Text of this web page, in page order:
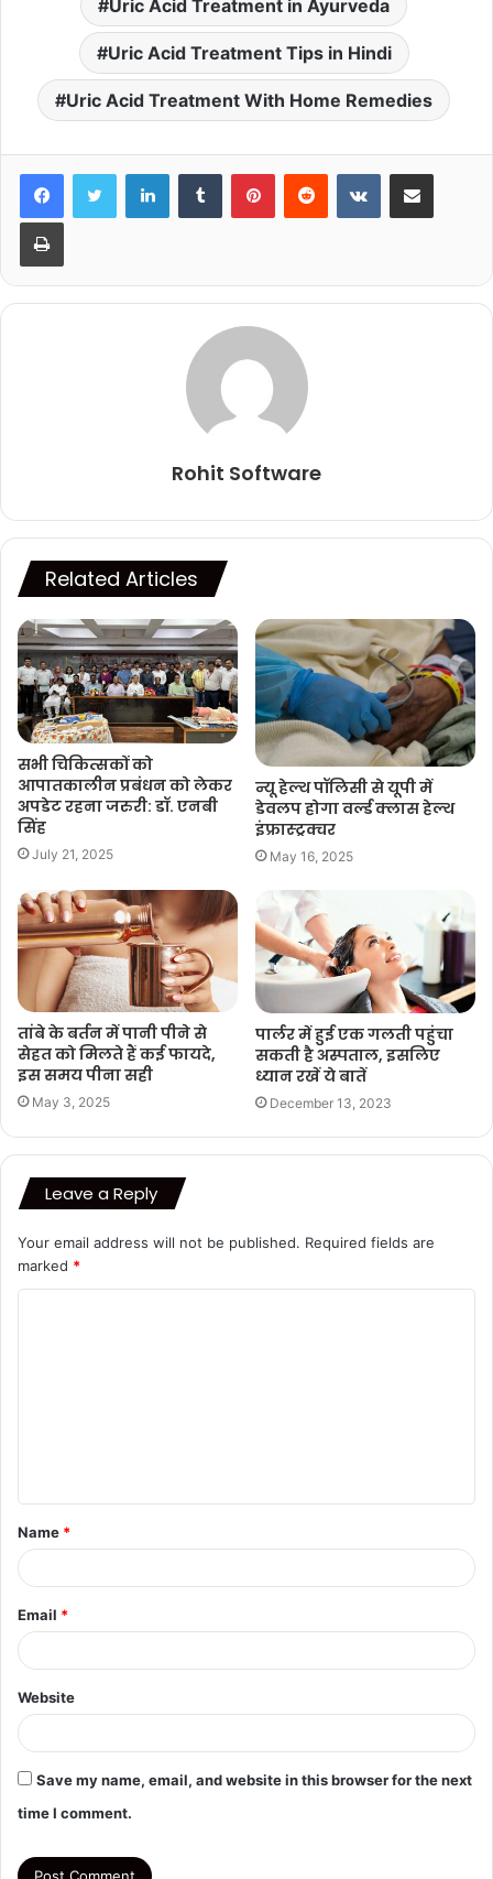
Uric Acid Treatment in Ayurveda
Uric Acid Treatment Tips in Hindi
Uric Acid Treatment With Home Remedies
LinkedInTumblr PinterestReddit VKontakteShare via Email
Print
Rohit Software
Related Articles
सभी चिकित्सकों को
आपातकालीन प्रबंधन को लेकर
अपडेट रहना जरुरी: डॉ. एनबी
सिंह
July 21, 2025
न्यू हेल्थ पॉलिसी से यूपी में
डेवलप होगा वर्ल्ड क्लास हेल्थ
इंफ्रास्ट्रक्चर
May 16, 2025
तांबे के बर्तन में पानी पीने से
सेहत को मिलते हैं कई फायदे,
इस समय पीना सही
May 3, 2025
पार्लर में हुई एक गलती पहुंचा
सकती है अस्पताल, इसलिए
ध्यान रखें ये बातें
December 13, 2023
Leave a Reply
Your email address will not be published. Required fields are
marked *
t
*
Name *
Email *
Website
Save my name, email, and website in this browser for the next
time I comment.